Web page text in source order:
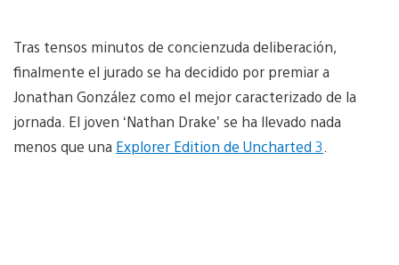
Tras tensos minutos de concienzuda deliberación,
finalmente el jurado se ha decidido por premiar a
Jonathan González como el mejor caracterizado de la
jornada. El joven ‘Nathan Drake’ se ha llevado nada
menos que una Explorer Edition de Uncharted 3